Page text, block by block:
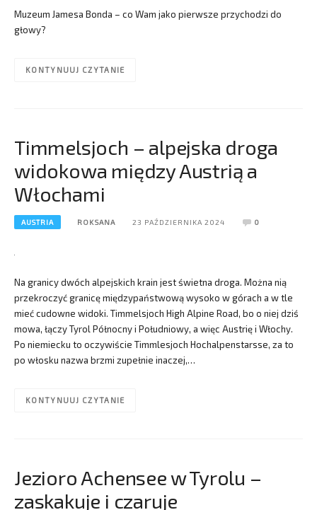
Muzeum Jamesa Bonda – co Wam jako pierwsze przychodzi do
głowy?
KONTYNUUJ CZYTANIE
Timmelsjoch – alpejska droga
widokowa między Austrią a
Włochami
AUSTRIA ROKSANA 23 PAŹDZIERNIKA 2024 0
Na granicy dwóch alpejskich krain jest świetna droga. Można nią
przekroczyć granicę międzypaństwową wysoko w górach a w tle
mieć cudowne widoki. Timmelsjoch High Alpine Road, bo o niej dziś
mowa, łączy Tyrol Północny i Południowy, a więc Austrię i Włochy.
Po niemiecku to oczywiście Timmlesjoch Hochalpenstarsse, za to
po włosku nazwa brzmi zupełnie inaczej,…
KONTYNUUJ CZYTANIE
Jezioro Achensee w Tyrolu –
zaskakuje i czaruje